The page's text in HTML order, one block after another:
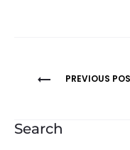
entradas
PREVIOUS
Search